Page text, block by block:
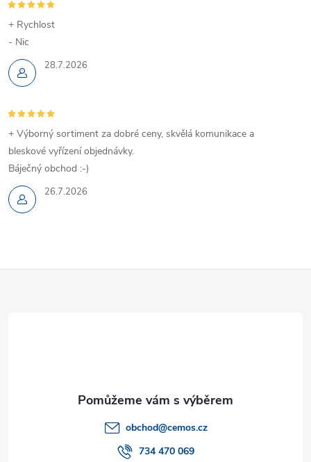
28.7.2026
+ Rychlost
- Nic
26.7.2026
+ Výborný sortiment za dobré ceny, skvělá komunikace a
bleskové vyřízení objednávky.
Báječný obchod :-)
obchod@cemos.cz
734 470 069